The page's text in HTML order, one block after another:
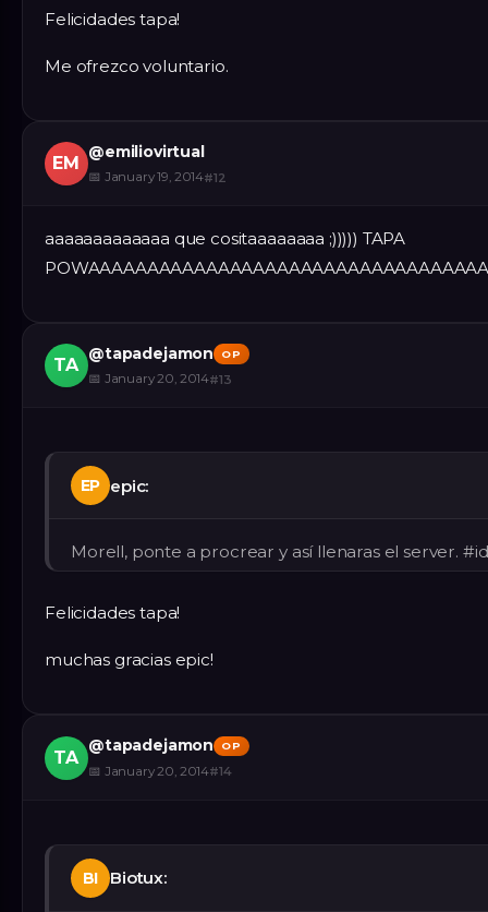
Felicidades tapa!
Me ofrezco voluntario.
EM
@emiliovirtual
📅 January 19, 2014#12
aaaaaaaaaaaaa que cositaaaaaaaa ;))))) TAPA
TA
@tapadejamon OP
📅 January 20, 2014#13
EP epic:
Morell, ponte a procrear y así llenaras el server.
Felicidades tapa!
muchas gracias epic!
TA
@tapadejamon OP
📅 January 20, 2014#14
BI Biotux: